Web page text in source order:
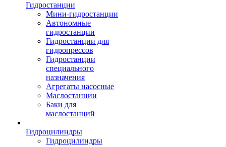
Гидростанции
Мини-гидростанции
Автономные
гидростанции
Гидростанции для
гидропрессов
Гидростанции
специального
назначения
Агрегаты насосные
Маслостанции
Баки для
маслостанций
Гидроцилиндры
Гидроцилиндры